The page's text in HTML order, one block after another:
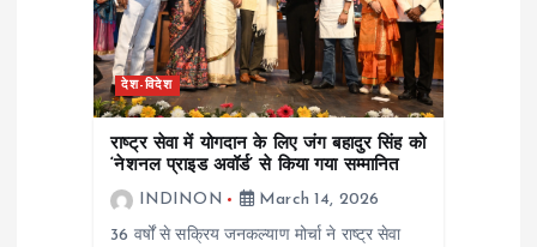
देश-विदेश
राष्ट्र सेवा में योगदान के लिए जंग बहादुर सिंह को
‘नेशनल प्राइड अवॉर्ड’ से किया गया सम्मानित
INDINON
March 14, 2026
36 वर्षों से सक्रिय जनकल्याण मोर्चा ने राष्ट्र सेवा